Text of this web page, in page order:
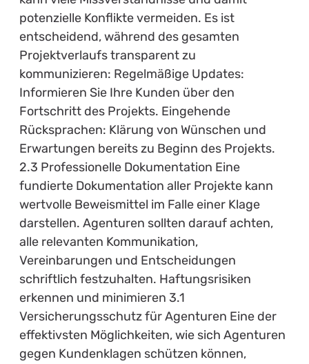
potenzielle Konflikte vermeiden. Es ist
entscheidend, während des gesamten
Projektverlaufs transparent zu
kommunizieren: Regelmäßige Updates:
Informieren Sie Ihre Kunden über den
Fortschritt des Projekts. Eingehende
Rücksprachen: Klärung von Wünschen und
Erwartungen bereits zu Beginn des Projekts.
2.3 Professionelle Dokumentation Eine
fundierte Dokumentation aller Projekte kann
wertvolle Beweismittel im Falle einer Klage
darstellen. Agenturen sollten darauf achten,
alle relevanten Kommunikation,
Vereinbarungen und Entscheidungen
schriftlich festzuhalten. Haftungsrisiken
erkennen und minimieren 3.1
Versicherungsschutz für Agenturen Eine der
effektivsten Möglichkeiten, wie sich Agenturen
gegen Kundenklagen schützen können,